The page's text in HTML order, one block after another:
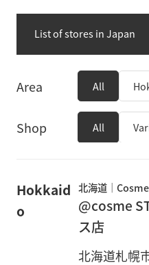
List of stores in Japan
Area All
Shop All
Hokkaid
o
北海道
@cosme
ス店
北海道札幌